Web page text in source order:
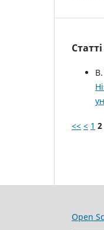
<< < 1 2
Open